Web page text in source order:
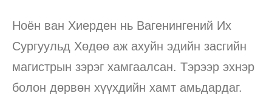
Ноён ван Хиерден нь Вагенингений Их
Сургуульд Хөдөө аж ахуйн эдийн засгийн
магистрын зэрэг хамгаалсан. Тэрээр эхнэр
болон дөрвөн хүүхдийн хамт амьдардаг.